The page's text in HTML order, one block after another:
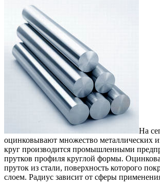
На
оцинковывают множество металлических
круг производится промышленными
прутков профиля круглой формы.
пруток из стали, поверхность которого
слоем. Радиус зависит от сферы